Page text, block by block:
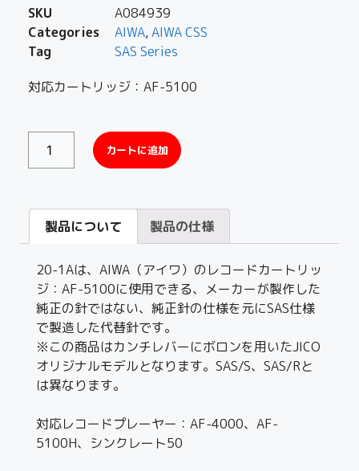
SKU
A084939
Categories
AIWA,AIWA CSS
Tag
SAS Series
対応カートリッジ：AF-5100
カートに追加
製品について 製品の仕様
20-1Aは、AIWA（アイワ）のレコードカートリッ
ジ：AF-5100に使用できる、メーカーが製作した
純正の針ではない、純正針の仕様を元にSAS仕様
で製造した代替針です。
※この商品はカンチレバーにボロンを用いたJICO
オリジナルモデルとなります。SAS/S、SAS/Rと
は異なります。
対応レコードプレーヤー：AF-4000、AF-
5100H、シンクレート50